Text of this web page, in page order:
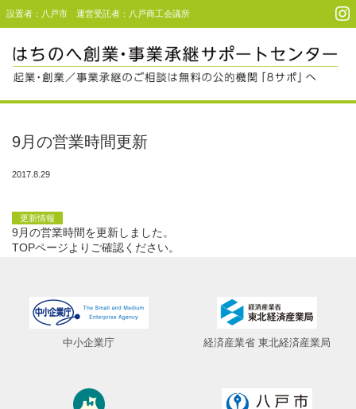
設置者：八戸市 運営受託者：八戸商工会議所
9月の営業時間更新
2017.8.29
更新情報
9月の営業時間を更新しました。
TOPページよりご確認ください。
中小企業庁 経済産業省 東北経済産業局
起業・創業支援
事業承継支援
セミナー＆イベント
お問い合わせ